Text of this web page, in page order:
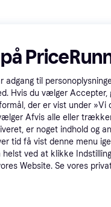
adgang til
Hvis du vælger Accepter,
der er vist under »Vi
Afvis alle eller
er noget indhold og
tid få vist denne menu
ved at klikke
Website. Se vores